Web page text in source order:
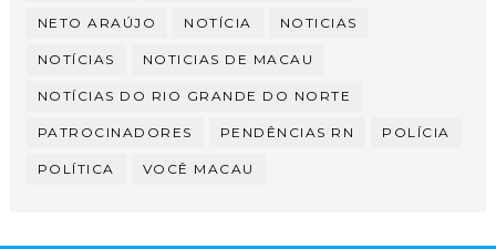
NETO ARAÚJO NOTÍCIA NOTICIAS
NOTÍCIAS NOTICIAS DE MACAU
NOTÍCIAS DO RIO GRANDE DO NORTE
PATROCINADORES PENDÊNCIAS RN POLÍCIA
POLÍTICA VOCÊ MACAU